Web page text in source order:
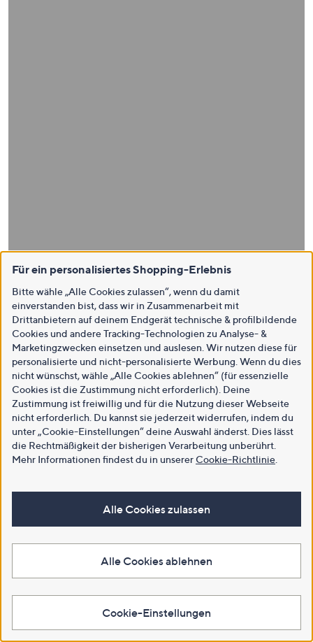
Für ein personalisiertes Shopping-Erlebnis
Bitte wähle „Alle Cookies zulassen“, wenn du damit
einverstanden bist, dass wir in Zusammenarbeit mit
Drittanbietern auf deinem Endgerät technische & profilbildende
Cookies und andere Tracking-Technologien zu Analyse- &
Marketingzwecken einsetzen und auslesen. Wir nutzen diese für
personalisierte und nicht-personalisierte Werbung. Wenn du dies
nicht wünschst, wähle „Alle Cookies ablehnen“ (für essenzielle
Cookies ist die Zustimmung nicht erforderlich). Deine
Zustimmung ist freiwillig und für die Nutzung dieser Webseite
nicht erforderlich. Du kannst sie jederzeit widerrufen, indem du
unter „Cookie-Einstellungen“ deine Auswahl änderst. Dies lässt
die Rechtmäßigkeit der bisherigen Verarbeitung unberührt.
Mehr Informationen findest du in unsererCookie-Richtlinie
Alle Cookies zulassen
Alle Cookies ablehnen
Cookie-Einstellungen